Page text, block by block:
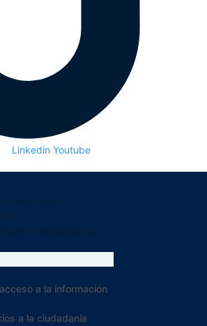
Linkedin Youtube
a la información
a la ciudadanía